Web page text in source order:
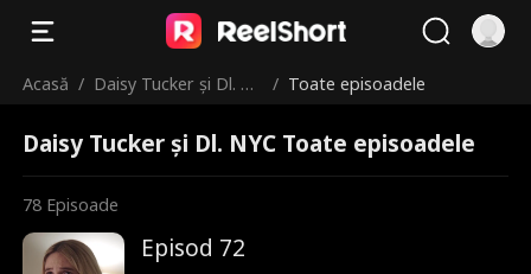
Acasă / Daisy Tucker și Dl. NY
/ Toate episoadele
Daisy Tucker și Dl. NYC Toate episoadele
78 Episoade
Episod 72